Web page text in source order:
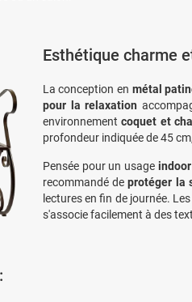
Esthétique charme
La conception en métal
pour la relaxation
environnementcoquet et
profondeur indiquée de 45
Pensée pour un usage
recommandé deprotéger la
lectures en fin de journée.
s'associe facilement à des